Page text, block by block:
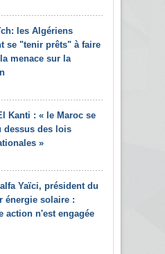
les Algériens
se "tenir prêts" à faire
menace sur la
Kanti : « le Maroc se
dessus des lois
»
Yaïci, président du
énergie solaire :
action n'est engagée